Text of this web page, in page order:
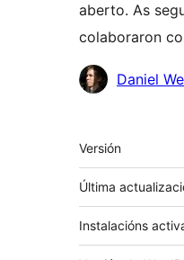
aberto. As
colaboraron
Colaboradores
Daniel
Meta
Versión
Última
Instalacións